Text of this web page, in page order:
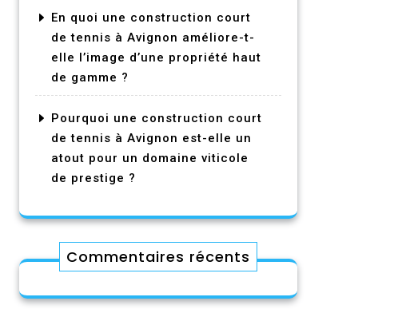
En quoi une construction court
de tennis à Avignon améliore-t-
elle l’image d’une propriété haut
de gamme ?
Pourquoi une construction court
de tennis à Avignon est-elle un
atout pour un domaine viticole
de prestige ?
Commentaires récents